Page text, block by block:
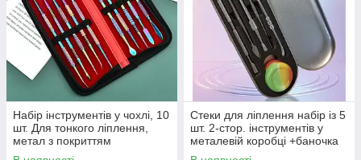
Набір інструментів у чохлі, 10
шт. Для тонкого ліплення,
метал з покриттям
Стеки для ліплення набір із 5
шт. 2-стор. інструментів у
металевій коробці +баночка
для змішування.